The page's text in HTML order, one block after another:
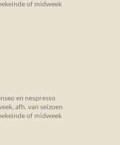
of midweek
en nespresso
afh. van seizoen
of midweek